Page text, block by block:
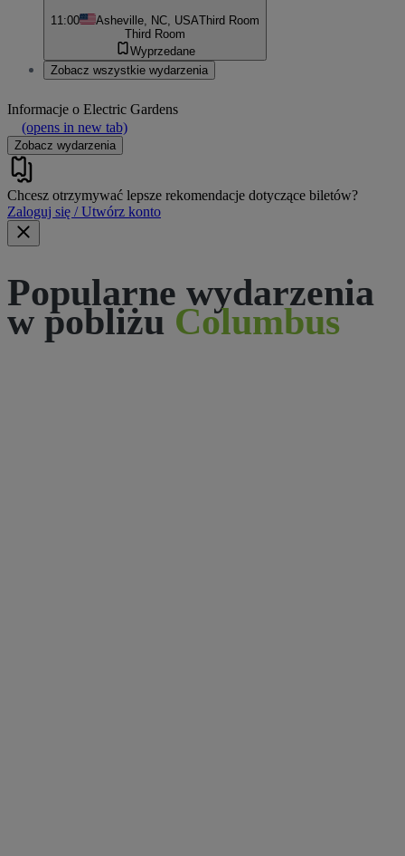
11:00 Asheville, NC, USAThird Room
Third Room
Wyprzedane
Zobacz wszystkie wydarzenia
Informacje o Electric Gardens
(opens in new tab)
Zobacz wydarzenia
Chcesz otrzymywać lepsze rekomendacje dotyczące biletów?
Zaloguj się / Utwórz konto
Popularne wydarzenia
w pobliżu Columbus